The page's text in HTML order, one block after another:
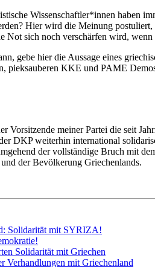
Wissenschaftler*innen haben
Hier wird die Meinung
Not sich noch verschärfen wird,
gebe hier die Aussage eines
KKE und PAME
Vorsitzende meiner Partei die seit
DKP weiterhin international
der vollständige Bruch mit
der Bevölkerung Griechenlands.
Solidarität mit SYRIZA!
Solidarität mit Griechen
Verhandlungen mit Griechenland